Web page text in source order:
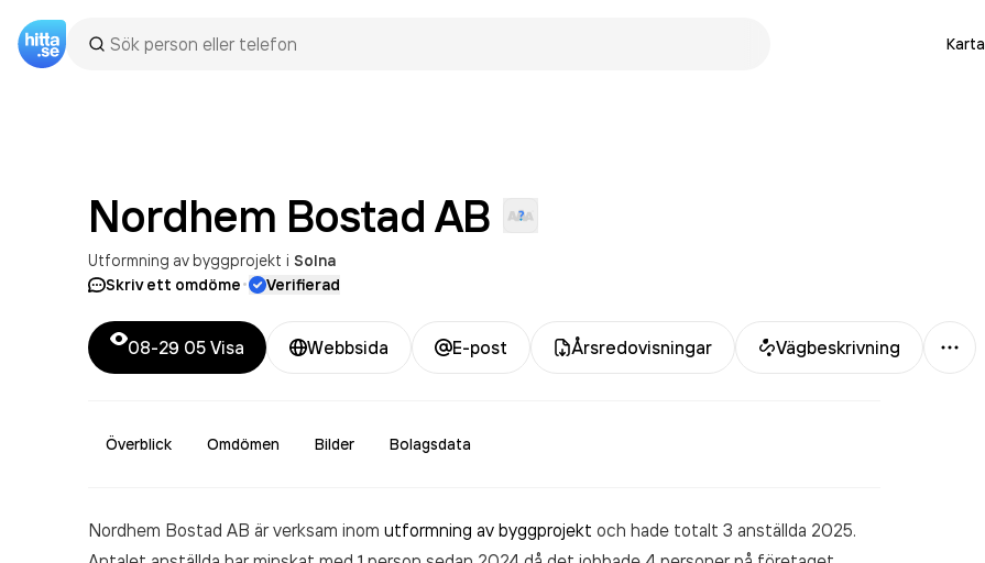
Karta
Nordhem Bostad AB
Utformning av byggprojekt i Solna
Skriv ett omdöme· Verifierad
08-29 05 Visa Webbsida E-post Årsredovisningar Vägbeskrivning
Mer
Överblick Omdömen Bilder Bolagsdata
Nordhem Bostad AB är verksam inom utformning av byggprojekt och hade totalt 3 anställda 2025.